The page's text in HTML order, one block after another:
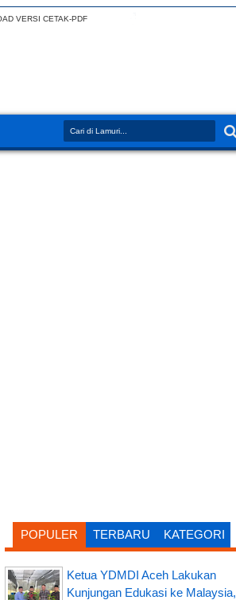
VERSI CETAK-PDF
POPULER TERBARU KATEGORI
Ketua YDMDI Aceh Lakukan
Kunjungan Edukasi ke Malaysia,